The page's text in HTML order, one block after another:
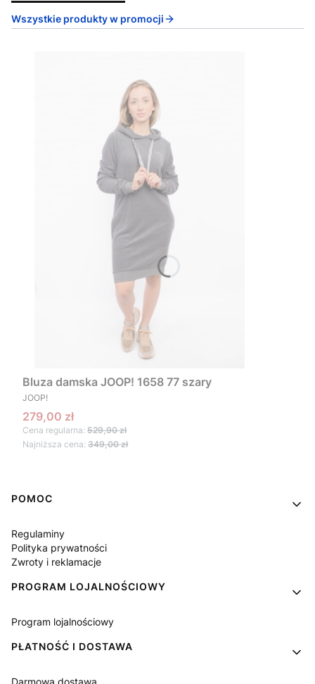
Wszystkie produkty w promocji
Bluza damska JOOP! 1658 77 szary
PRODUCENT
JOOP!
Cena promocyjna
279,00 zł
Cena regularna: 529,90 zł
Najniższa cena: 349,00 zł
Linki w stopce
POMOC
Regulaminy
Polityka prywatności
Zwroty i reklamacje
PROGRAM LOJALNOŚCIOWY
Program lojalnościowy
PŁATNOŚĆ I DOSTAWA
Darmowa dostawa